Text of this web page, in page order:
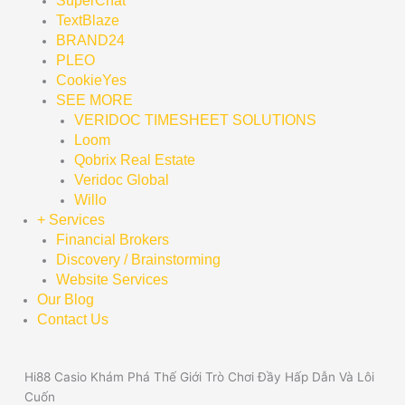
TextBlaze
BRAND24
PLEO
CookieYes
SEE MORE
VERIDOC TIMESHEET SOLUTIONS
Loom
Qobrix Real Estate
Veridoc Global
Willo
+ Services
Financial Brokers
Discovery / Brainstorming
Website Services
Our Blog
Contact Us
Hi88 Casio Khám Phá Thế Giới Trò Chơi Đầy Hấp Dẫn Và Lôi
Cuốn